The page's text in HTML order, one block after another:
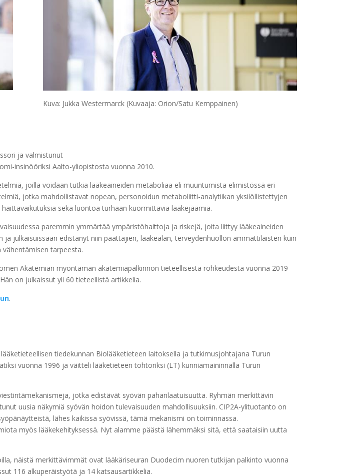
Kuva: Jukka Westermarck (Kuvaaja: Orion/Satu Kemppainen)
ja valmistunut
insinööriksi Aalto-yliopistosta vuonna 2010.
joilla voidaan tutkia lääkeaineiden metaboliaa eli muuntumista elimistössä eri
jotka mahdollistavat nopean, personoidun metaboliitti-analytiikan yksilöllistettyjen
sekä luontoa turhaan kuormittavia lääkejäämiä.
paremmin ymmärtää ympäristöhaittoja ja riskejä, joita liittyy lääkeaineiden
julkaisuissaan edistänyt niin päättäjien, lääkealan, terveydenhuollon ammattilaisten kuin
tarpeesta.
Akatemian myöntämän akatemiapalkinnon tieteellisestä rohkeudesta vuonna 2019
on julkaissut yli 60 tieteellistä artikkelia.
.
tiedekunnan Biolääketieteen laitoksella ja tutkimusjohtajana Turun
vuonna 1996 ja väitteli lääketieteen tohtoriksi (LT) kunniamaininnalla Turun
jotka edistävät syövän pahanlaatuisuutta. Ryhmän merkittävin
uusia näkymiä syövän hoidon tulevaisuuden mahdollisuuksiin. CIP2A-ylituotanto on
lähes kaikissa syövissä, tämä mekanismi on toiminnassa.
myös lääkekehityksessä. Nyt alamme päästä lähemmäksi sitä, että saataisiin uutta
näistä merkittävimmät ovat lääkäriseuran Duodecim nuoren tutkijan palkinto vuonna
116 alkuperäistyötä ja 14 katsausartikkelia.